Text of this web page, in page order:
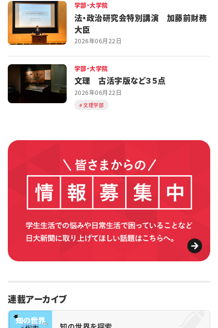
学部・大学院
法・政治研究会特別講演 加藤前財務
大臣
2026年06月22日
学部・大学院
文理 古活字版など３５点
2026年06月22日
文理学部
連載アーカイブ